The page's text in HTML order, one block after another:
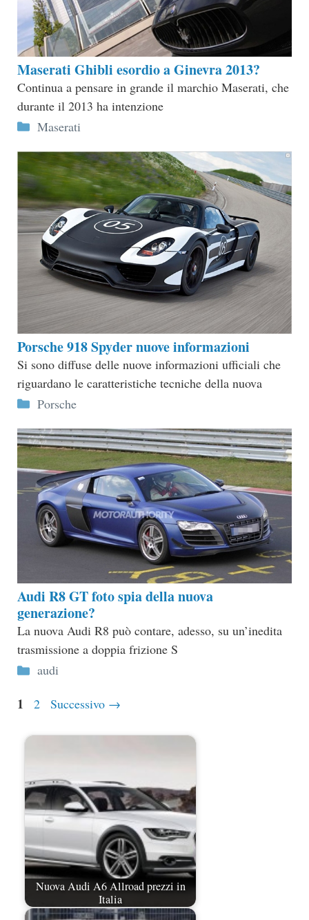
Maserati Ghibli esordio a Ginevra 2013?
Continua a pensare in grande il marchio Maserati, che
durante il 2013 ha intenzione
Categorie
Maserati
Porsche 918 Spyder nuove informazioni
Si sono diffuse delle nuove informazioni ufficiali che
riguardano le caratteristiche tecniche della nuova
Categorie
Porsche
Audi R8 GT foto spia della nuova
generazione?
La nuova Audi R8 può contare, adesso, su un’inedita
trasmissione a doppia frizione S
Categorie
audi
Pagina
1 Pagina
2 Successivo →
Nuova Audi A6 Allroad prezzi in
Italia